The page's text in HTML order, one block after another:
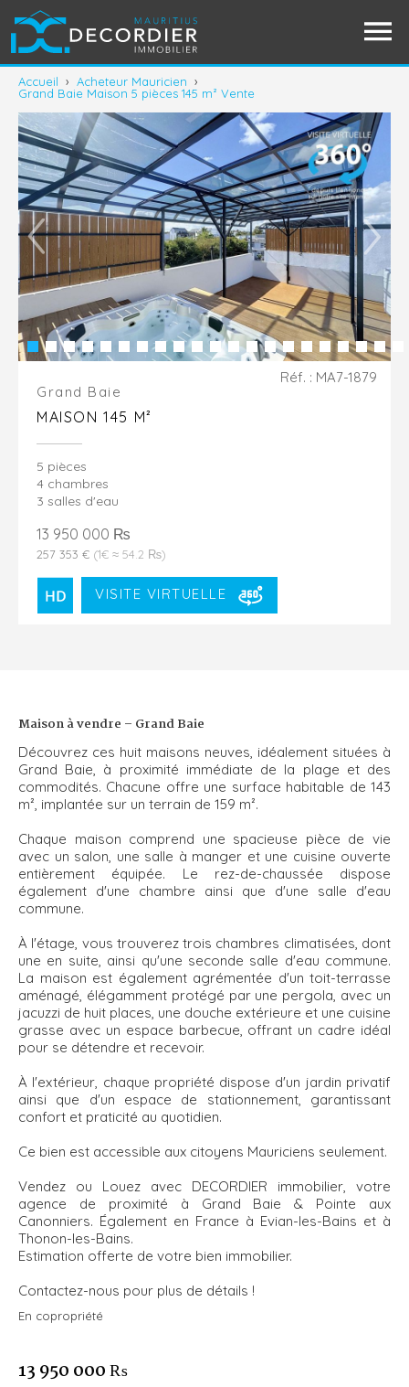
Accueil › Acheteur Mauricien ›
Grand Baie Maison 5 pièces 145 m² Vente
Grand Baie
MAISON 145 M²
5 pièces
4 chambres
3 salles d'eau
13 950 000 ₨
257 353 € (1€ ≈ 54.2 ₨)
VISITE VIRTUELLE
Réf. : MA7-1879
Maison à vendre – Grand Baie
Découvrez ces huit maisons neuves, idéalement situées à
Grand Baie, à proximité immédiate de la plage et des
commodités. Chacune offre une surface habitable de 143
m², implantée sur un terrain de 159 m².
Chaque maison comprend une spacieuse pièce de vie
avec un salon, une salle à manger et une cuisine ouverte
entièrement équipée. Le rez-de-chaussée dispose
également d'une chambre ainsi que d'une salle d'eau
commune.
À l'étage, vous trouverez trois chambres climatisées, dont
une en suite, ainsi qu'une seconde salle d'eau commune.
La maison est également agrémentée d'un toit-terrasse
aménagé, élégamment protégé par une pergola, avec un
jacuzzi de huit places, une douche extérieure et une cuisine
grasse avec un espace barbecue, offrant un cadre idéal
pour se détendre et recevoir.
À l'extérieur, chaque propriété dispose d'un jardin privatif
ainsi que d'un espace de stationnement, garantissant
confort et praticité au quotidien.
Ce bien est accessible aux citoyens Mauriciens seulement.
Vendez ou Louez avec DECORDIER immobilier, votre
agence de proximité à Grand Baie & Pointe aux
Canonniers. Également en France à Evian-les-Bains et à
Thonon-les-Bains.
Estimation offerte de votre bien immobilier.
Contactez-nous pour plus de détails !
En copropriété
13 950 000 ₨